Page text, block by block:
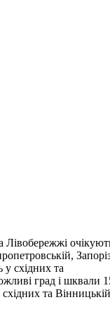
Лівобережжі
у східних та
град і шквали
та Вінницькій